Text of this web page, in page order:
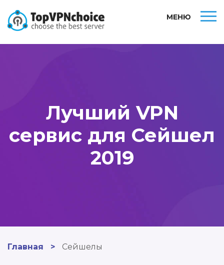
МЕНЮ
Лучший VPN
сервис для Сейшел
2019
Главная > Сейшелы